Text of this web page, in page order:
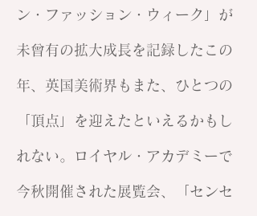
ン・ファッション・ウィーク」が
未曾有の拡大成長を記録したこの
年、英国美術界もまた、ひとつの
「頂点」を迎えたといえるかもし
れない。ロイヤル・アカデミーで
今秋開催された展覧会、「センセ